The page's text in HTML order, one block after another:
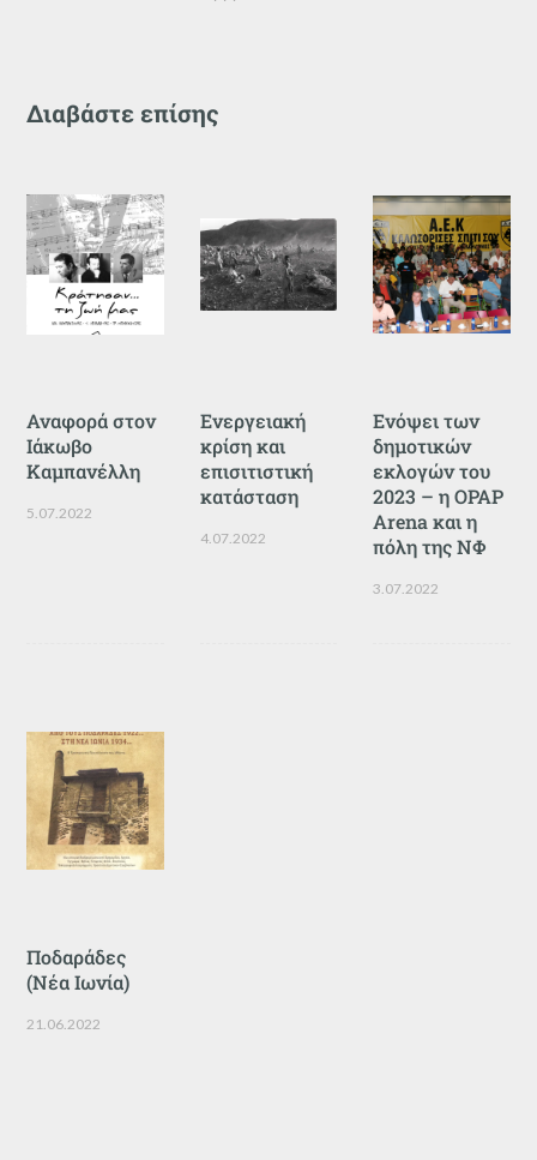
Διαβάστε επίσης
Αναφορά στον
Ιάκωβο
Καμπανέλλη
5.07.2022
Ενεργειακή
κρίση και
επισιτιστική
κατάσταση
4.07.2022
Ενόψει των
δημοτικών
εκλογών του
2023 – η OPAP
Arena και η
πόλη της ΝΦ
3.07.2022
Ποδαράδες
(Νέα Ιωνία)
21.06.2022